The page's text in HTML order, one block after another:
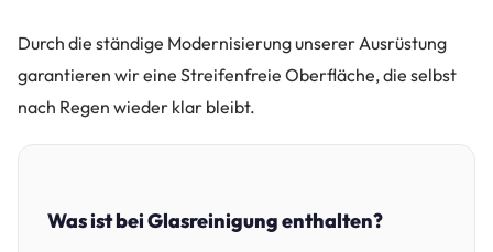
Durch die ständige Modernisierung unserer Ausrüstung
garantieren wir eine Streifenfreie Oberfläche, die selbst
nach Regen wieder klar bleibt.
Was ist bei Glasreinigung enthalten?